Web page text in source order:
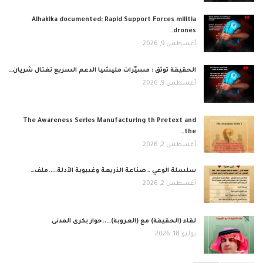
Alhakika documented: Rapid Support Forces militia
drones…
أغسطس 9, 2026
الحقيقة توثق : مسيّرات مليشيا الدعم السريع تغتال شريان…
أغسطس 9, 2026
The Awareness Series Manufacturing th Pretext and
the…
أغسطس 2, 2026
​سلسلة الوعي …صناعة الذريعة وغيبوبة الأدلة…..ملف…
أغسطس 2, 2026
لقاء (الحقيقة) مع (العروبة)…..حوار بكرى المدنى
يوليو 18, 2026